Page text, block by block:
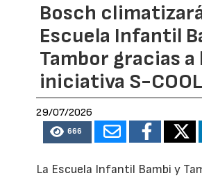
Bosch
Escuela Infantil
Tambor gracias a
iniciativa S-COOL
29/07/2026
666
La Escuela Infantil Bambi y